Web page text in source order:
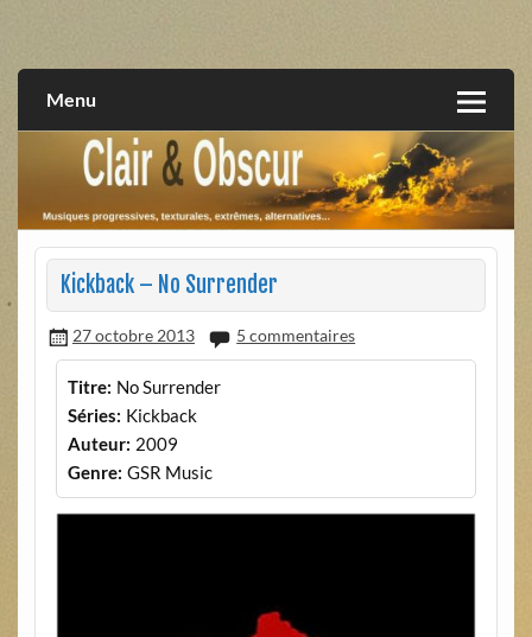
extrêmes, alternatives, texturales
Menu
Kickback – No Surrender
27 octobre 2013 5 commentaires
Titre: No Surrender
Séries: Kickback
Auteur: 2009
Genre: GSR Music